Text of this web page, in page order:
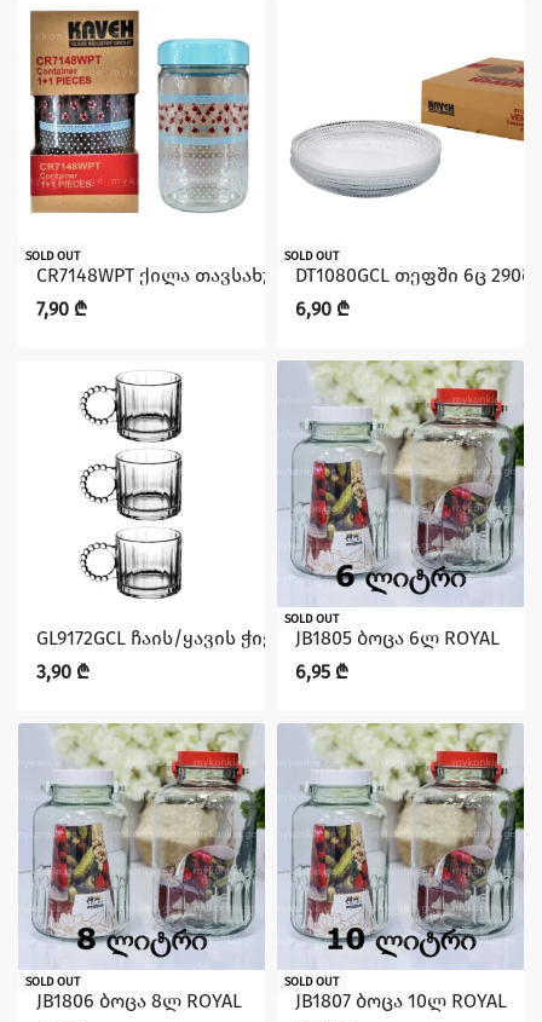
SOLD OUT
CR7148WPT ქილა თავსახურით 3ც 750მლ KAVEH
7,90 ₾
SOLD OUT
DT1080GCL თეფში 6ც
6,90 ₾
GL9172GCL ჩაის/ყავის ჭიქა 3ც 325მლ MELORINE KAVEH
3,90 ₾
SOLD OUT
JB1805 ბოცა 6ლ ROYAL
6,95 ₾
SOLD OUT
JB1806 ბოცა 8ლ ROYAL
SOLD OUT
JB1807 ბოცა 10ლ ROYAL